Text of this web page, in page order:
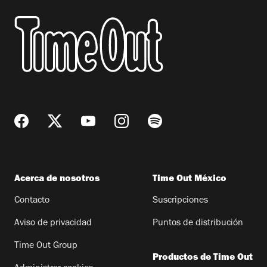
Acerca de nosotros
Contacto
Aviso de privacidad
Time Out Group
Time Out México
Suscripciones
Puntos de distribución
Productos de Time Out